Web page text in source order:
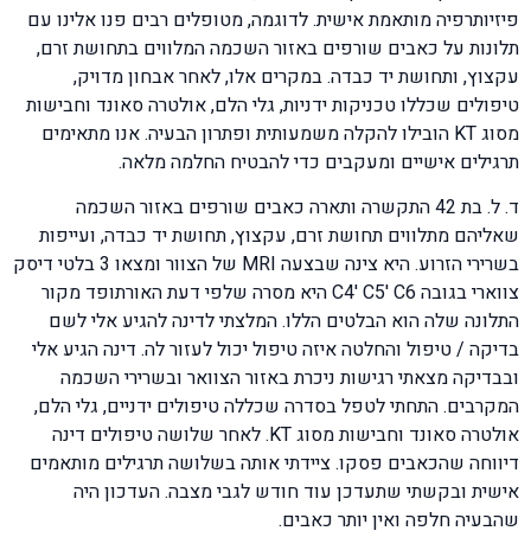
פיזיותרפיה מותאמת אישית. לדוגמה, מטופלים רבים פנו אלינו עם
תלונות על כאבים שורפים באזור השכמה המלווים בתחושת זרם,
עקצוץ, ותחושת יד כבדה. במקרים אלו, לאחר אבחון מדויק,
טיפולים שכללו טכניקות ידניות, גלי הלם, אולטרה סאונד וחבישות
מסוג KT הובילו להקלה משמעותית ופתרון הבעיה. אנו מתאימים
תרגילים אישיים ומעקבים כדי להבטיח החלמה מלאה.
ד. ל. בת 42 התקשרה ותארה כאבים שורפים באזור השכמה
שאליהם מתלווים תחושת זרם, עקצוץ, תחושת יד כבדה, ועייפות
בשרירי הזרוע. היא צינה שבצעה MRI של הצוור ומצאו 3 בלטי דיסק
צווארי בגובה C4' C5' C6 היא מסרה שלפי דעת האורתופד מקור
התלונה שלה הוא הבלטים הללו. המלצתי לדינה להגיע אלי לשם
בדיקה / טיפול והחלטה איזה טיפול יכול לעזור לה. דינה הגיע אלי
ובבדיקה מצאתי רגישות ניכרת באזור הצוואר ובשרירי השכמה
המקרבים. התחתי לטפל בסדרה שכללה טיפולים ידניים, גלי הלם,
אולטרה סאונד וחבישות מסוג KT. לאחר שלושה טיפולים דינה
דיווחה שהכאבים פסקו. ציידתי אותה בשלושה תרגילים מותאמים
אישית ובקשתי שתעדכן עוד חודש לגבי מצבה. העדכון היה
שהבעיה חלפה ואין יותר כאבים.